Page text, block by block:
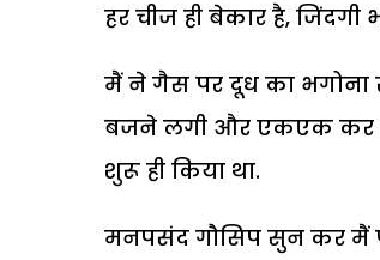
हर चीज ही बेकार है, जिंदगी
मैं ने गैस पर दूध का भगोना
बजने लगी और एकएक कर
शुरू ही किया था.
मनपसंद गौसिप सुन कर मैं